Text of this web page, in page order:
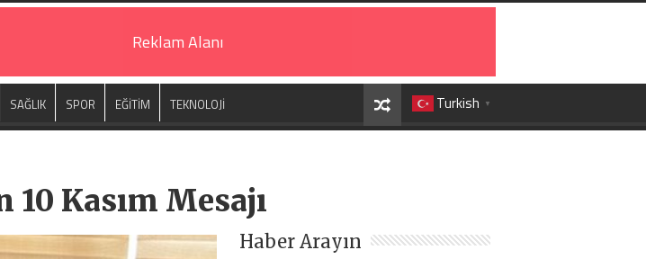
Reklam Alanı
Turkish ▼
SAĞLIK SPOR EĞİTİM TEKNOLOJİ
Kasım Mesajı
Haber Arayın